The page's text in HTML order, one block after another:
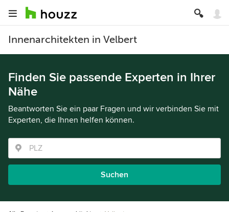
Innenarchitekten in Velbert
Finden Sie passende Experten in Ihrer
Nähe
Beantworten Sie ein paar Fragen und wir verbinden Sie mit
Experten, die Ihnen helfen können.
Suchen